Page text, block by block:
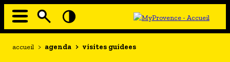
Aller
Navigation
EN MODE ECO
Fil
accueil > agenda > visites guidees